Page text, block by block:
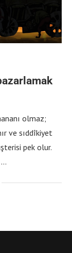
olmaz;
ve sıddîkiyet
pek olur.
…